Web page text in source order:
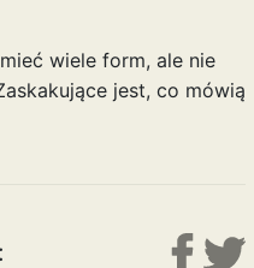
wiele form, ale nie
jest, co mówią